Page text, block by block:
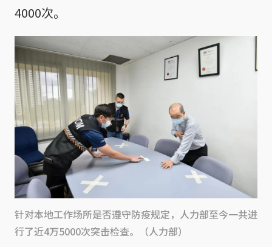
4000次。
针对本地工作场所是否遵守防疫规定，人力部至今一共进
行了近4万5000次突击检查。（人力部）